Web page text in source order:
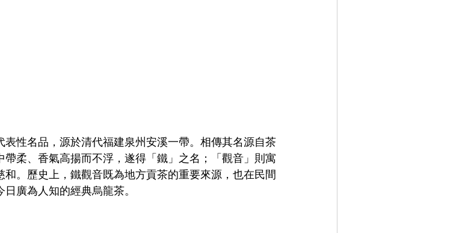
性名品，源於清代福建泉州安溪一帶。相傳其名源自茶
柔、香氣高揚而不浮，遂得「鐵」之名；「觀音」則寓
。歷史上，鐵觀音既為地方貢茶的重要來源，也在民間
廣為人知的經典烏龍茶。